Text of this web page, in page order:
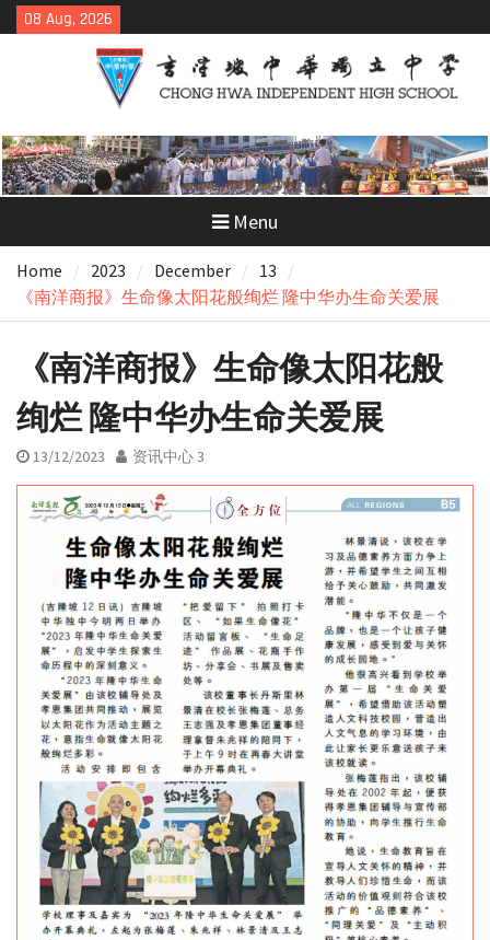
Skip
to
08 Aug, 2026
Menu
Home 2023 December
13
《南洋商报》生命像太阳花般绚烂 隆中华办生命关爱展
《南洋商报》生命像太阳花般
绚烂 隆中华办生命关爱展
13/12/2023 资讯中心 3